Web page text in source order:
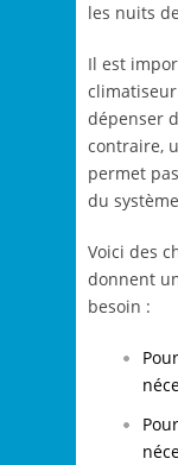
les nuits
Il est
dépenser
contraire,
permet
du
Voici des
donnent
besoin :